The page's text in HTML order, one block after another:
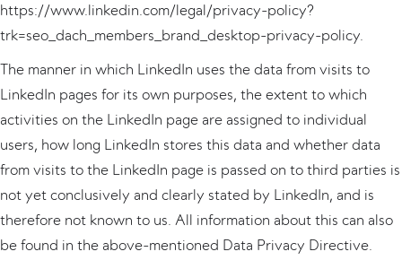
https://www.linkedin.com/legal/privacy-policy?
trk=seo_dach_members_brand_desktop-privacy-policy.
The manner in which LinkedIn uses the data from visits to
LinkedIn pages for its own purposes, the extent to which
activities on the LinkedIn page are assigned to individual
users, how long LinkedIn stores this data and whether data
from visits to the LinkedIn page is passed on to third parties is
not yet conclusively and clearly stated by LinkedIn, and is
therefore not known to us. All information about this can also
be found in the above-mentioned Data Privacy Directive.